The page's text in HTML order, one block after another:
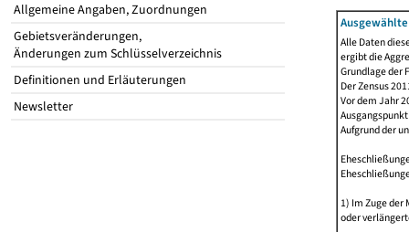
Allgemeine Angaben, Zuordnungen
Gebietsveränderungen,
Änderungen zum Schlüsselverzeichnis
Definitionen und Erläuterungen
Newsletter
Alle Daten
ergibt die
Grundlage der
Der Zensus
Vor dem Jahr
Aufgrund der
1) Im Zuge
oder